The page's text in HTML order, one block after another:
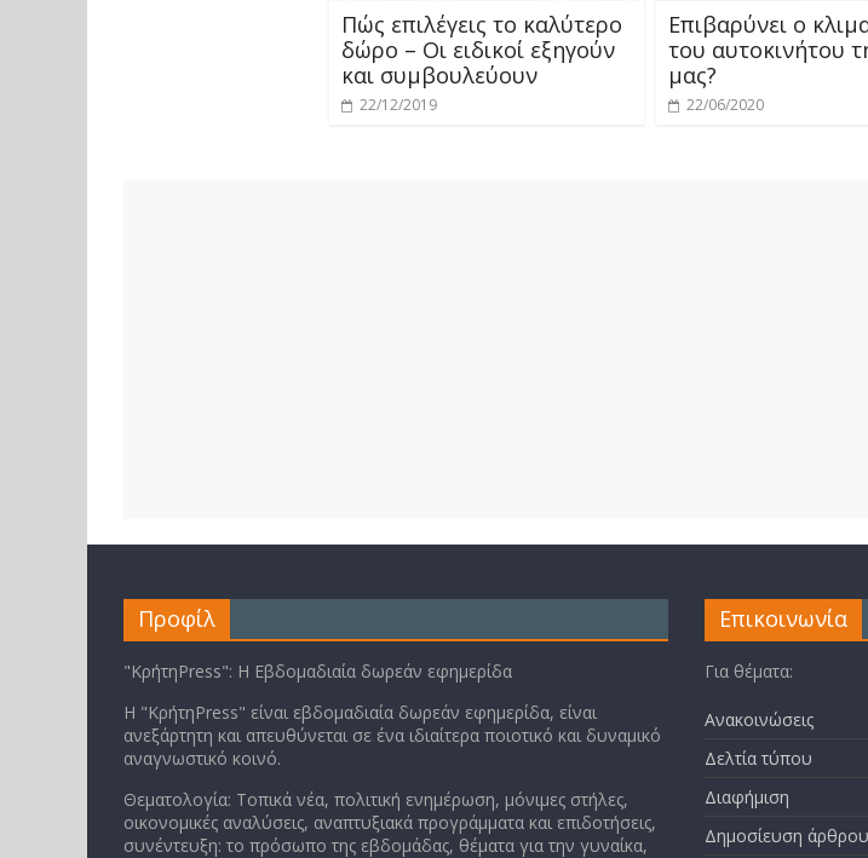
Πώς επιλέγεις το καλύτερο
δώρο – Οι ειδικοί εξηγούν
και συμβουλεύουν
22/12/2019
Επιβαρύνει ο
του αυτοκινήτου
μας?
22/06/2020
Προφίλ
"ΚρήτηPress": Η Εβδομαδιαία δωρεάν εφημερίδα
Η "ΚρήτηPress" είναι εβδομαδιαία δωρεάν εφημερίδα, είναι
ανεξάρτητη και απευθύνεται σε ένα ιδιαίτερα ποιοτικό και δυναμικό
αναγνωστικό κοινό.
Θεματολογία: Τοπικά νέα, πολιτική ενημέρωση, μόνιμες στήλες,
οικονομικές αναλύσεις, αναπτυξιακά προγράμματα και επιδοτήσεις,
συνέντευξη: το πρόσωπο της εβδομάδας, θέματα για την γυναίκα,
Επικοινωνία
Για θέματα:
Ανακοινώσεις
Δελτία τύπου
Διαφήμιση
Δημοσίευση άρθρου